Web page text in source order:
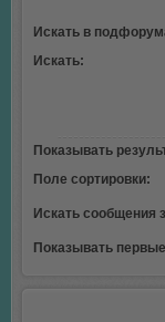
Искать в
Искать:
Показывать
Поле сортировки:
Искать сообщения
Показывать